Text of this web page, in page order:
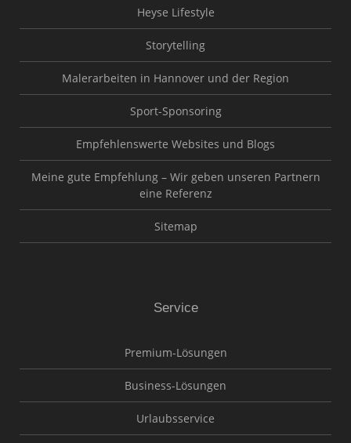
Heyse Lifestyle
Storytelling
Malerarbeiten in Hannover und der Region
Sport-Sponsoring
Empfehlenswerte Websites und Blogs
Meine gute Empfehlung – Wir geben unseren Partnern
eine Referenz
Sitemap
Service
Premium-Lösungen
Business-Lösungen
Urlaubsservice